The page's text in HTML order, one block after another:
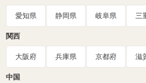
愛知県 静岡県 岐阜県 三
関西
大阪府 兵庫県 京都府 滋
中国